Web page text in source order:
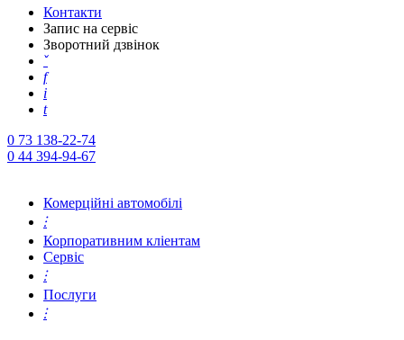
Контакти
Запис на сервіс
Зворотний дзвінок
ˇ
f
i
t
0 73 138-22-74
0 44 394-94-67
Комерційні автомобілі
⫶
Корпоративним кліентам
Сервіс
⫶
Послуги
⫶